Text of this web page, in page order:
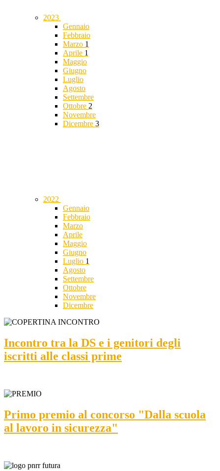
2023
Gennaio
Febbraio
Marzo 1
Aprile 1
Maggio
Giugno
Luglio
Agosto
Settembre
Ottobre 2
Novembre
Dicembre 3
2022
Gennaio
Febbraio
Marzo
Aprile
Maggio
Giugno
Luglio 1
Agosto
Settembre
Ottobre
Novembre
Dicembre
Incontro tra la DS e i genitori degli
iscritti alle classi prime
Primo premio al concorso "Dalla scuola
al lavoro in sicurezza"